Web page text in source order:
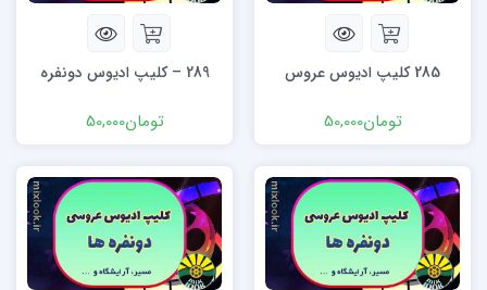
285 کلیپ ادیوس عروس
تومان50,000
289 – کلیپ ادیوس دونفره
تومان50,000